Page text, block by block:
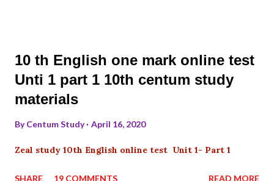
10 th English one mark online test
Unti 1 part 1 10th centum study
materials
ByCentum Study April 16, 2020
Zeal study 10th English online test Unit 1- Part 1
SHARE 19 COMMENTS READ MORE